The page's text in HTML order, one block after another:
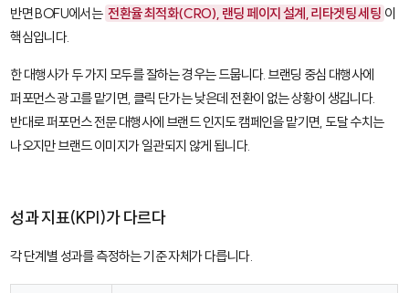
반면 BOFU에서는 전환율 최적화(CRO), 랜딩 페이지 설계, 리타겟팅 세팅 이
핵심입니다.
한 대행사가 두 가지 모두를 잘하는 경우는 드뭅니다. 브랜딩 중심 대행사에
퍼포먼스 광고를 맡기면, 클릭 단가는 낮은데 전환이 없는 상황이 생깁니다.
반대로 퍼포먼스 전문 대행사에 브랜드 인지도 캠페인을 맡기면, 도달 수치는
나오지만 브랜드 이미지가 일관되지 않게 됩니다.
성과 지표(KPI)가 다르다
각 단계별 성과를 측정하는 기준 자체가 다릅니다.